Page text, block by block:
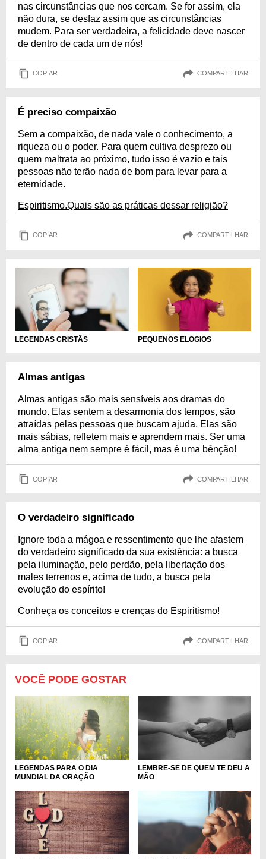
nas circunstâncias que nos cercam. Se for assim, ela
não dura, se desfaz assim que as circunstâncias
mudem. Para ser verdadeira, a felicidade deve nascer
de dentro de cada um de nós!
COPIAR COMPARTILHAR
É preciso compaixão
Sem a compaixão, de nada vale o conhecimento, a
riqueza ou o poder. Para quem cultiva desprezo ou
quem maltrata ao próximo, tudo isso é vazio e tais
pessoas não terão nada de bom para levar para a
eternidade.
Espiritismo.Quais são as práticas dessar religião?
COPIAR COMPARTILHAR
LEGENDAS CRISTÃS PEQUENOS ELOGIOS
Almas antigas
Almas antigas são mais sensíveis aos dramas do
mundo. Elas sentem a desarmonia dos tempos, são
atraídas pelas pessoas que buscam ajuda. Elas são
mais sábias, refletem mais e aprendem mais. Ser uma
alma antiga nem sempre é fácil, mas é uma bênção!
COPIAR COMPARTILHAR
O verdadeiro significado
Ignore toda a mágoa e ressentimento que lhe afastem
do verdadeiro significado da sua existência: a busca
pela iluminação, pelo perdão, pela libertação dos
males terrenos e, acima de tudo, a busca pela
evolução do espírito!
Conheça os conceitos e crenças do Espiritismo!
COPIAR COMPARTILHAR
VOCÊ PODE GOSTAR
LEGENDAS PARA O DIA
MUNDIAL DA ORAÇÃO
LEMBRE-SE DE QUEM TE DEU A
MÃO